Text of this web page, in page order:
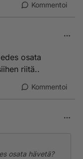
Kommentoi
osata
riitä..
Kommentoi
osata hävetä?